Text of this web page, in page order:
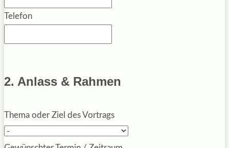
Telefon
2. Anlass & Rahmen
Thema oder Ziel des Vortrags